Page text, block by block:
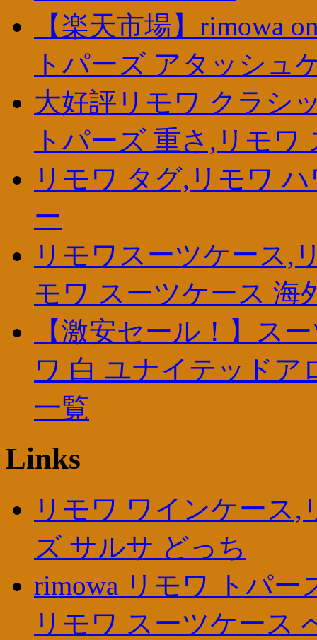
【楽天市場】rimowa
トパーズ アタッシュ
大好評リモワ クラシ
トパーズ 重さ,リモワ
リモワ タグ,リモワ
ー
リモワスーツケース,
モワ スーツケース 海
【激安セール！】ス
ワ 白 ユナイテッドア
一覧
Links
リモワ ワインケース,
ズ サルサ どっち
rimowa リモワ トパー
リモワ スーツケース